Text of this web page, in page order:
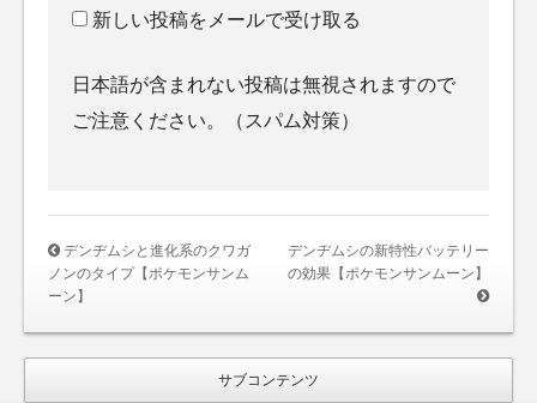
新しい投稿をメールで受け取る
日本語が含まれない投稿は無視されますので
ご注意ください。（スパム対策）
デンヂムシと進化系のクワガ
ノンのタイプ【ポケモンサンム
ーン】
デンヂムシの新特性バッテリー
の効果【ポケモンサンムーン】
サブコンテンツ